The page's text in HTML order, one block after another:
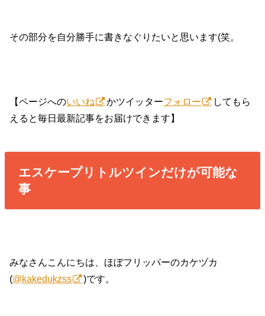
その部分を自分勝手に書きなぐりたいと思います(笑。
【ページへのいいね かツイッターフォロー
してもら
えると毎日最新記事をお届けできます】
エスケープリトルツインだけが可能な
事
みなさんこんにちは、ほぼフリッパーのカケヅカ
(@kakedukzss )です。